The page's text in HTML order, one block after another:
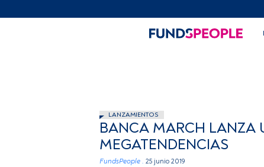
LANZAMIENTOS
BANCA MARCH LANZA
MEGATENDENCIAS
FundsPeople . 25 junio 2019